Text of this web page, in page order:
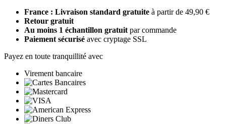
France : Livraison standard gratuite à partir de 49,90 €
Retour gratuit
Au moins 1 échantillon gratuitpar commande
Paiement sécurisé avec cryptage SSL
Payez en toute tranquillité avec
Virement bancaire